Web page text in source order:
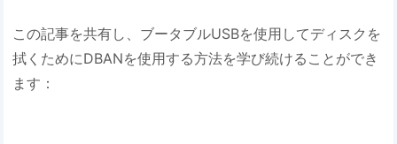
この記事を共有し、ブータブルUSBを使用してディスクを
拭くためにDBANを使用する方法を学び続けることができ
ます：